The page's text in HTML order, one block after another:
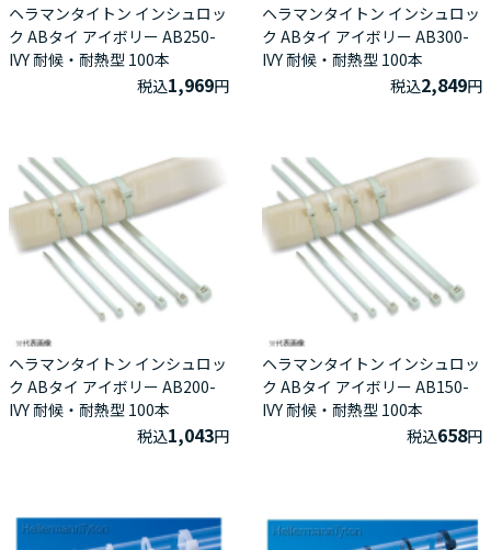
ヘラマンタイトン インシュロッ
ク ABタイ アイボリー AB250-
IVY 耐候・耐熱型 100本
税込1,969円
ヘラマンタイトン インシュロッ
ク ABタイ アイボリー AB300-
IVY 耐候・耐熱型 100本
税込2,849円
ヘラマンタイトン インシュロッ
ク ABタイ アイボリー AB200-
IVY 耐候・耐熱型 100本
税込1,043円
ヘラマンタイトン インシュロッ
ク ABタイ アイボリー AB150-
IVY 耐候・耐熱型 100本
税込658円